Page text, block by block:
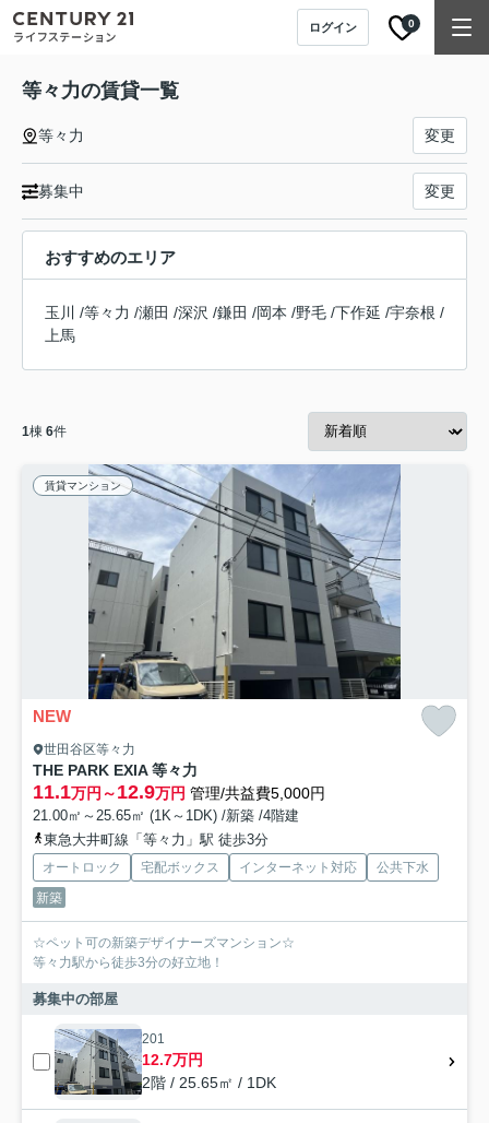
ログイン 0
等々力の賃貸一覧
等々力 変更
募集中 変更
おすすめのエリア
玉川 /等々力 /瀬田 /深沢 /鎌田 /岡本 /野毛 /下作延 /宇奈根 /
上馬
1棟 6件
賃貸マンション
NEW
世田谷区等々力
THE PARK EXIA 等々力
11.1万円～12.9万円 管理/共益費5,000円
21.00㎡～25.65㎡ (1K～1DK) /新築 /4階建
東急大井町線「等々力」駅 徒歩3分
オートロック 宅配ボックス インターネット対応
公共下水
新築
☆ペット可の新築デザイナーズマンション☆
等々力駅から徒歩3分の好立地！
募集中の部屋
201
12.7万円
2階 / 25.65㎡ / 1DK